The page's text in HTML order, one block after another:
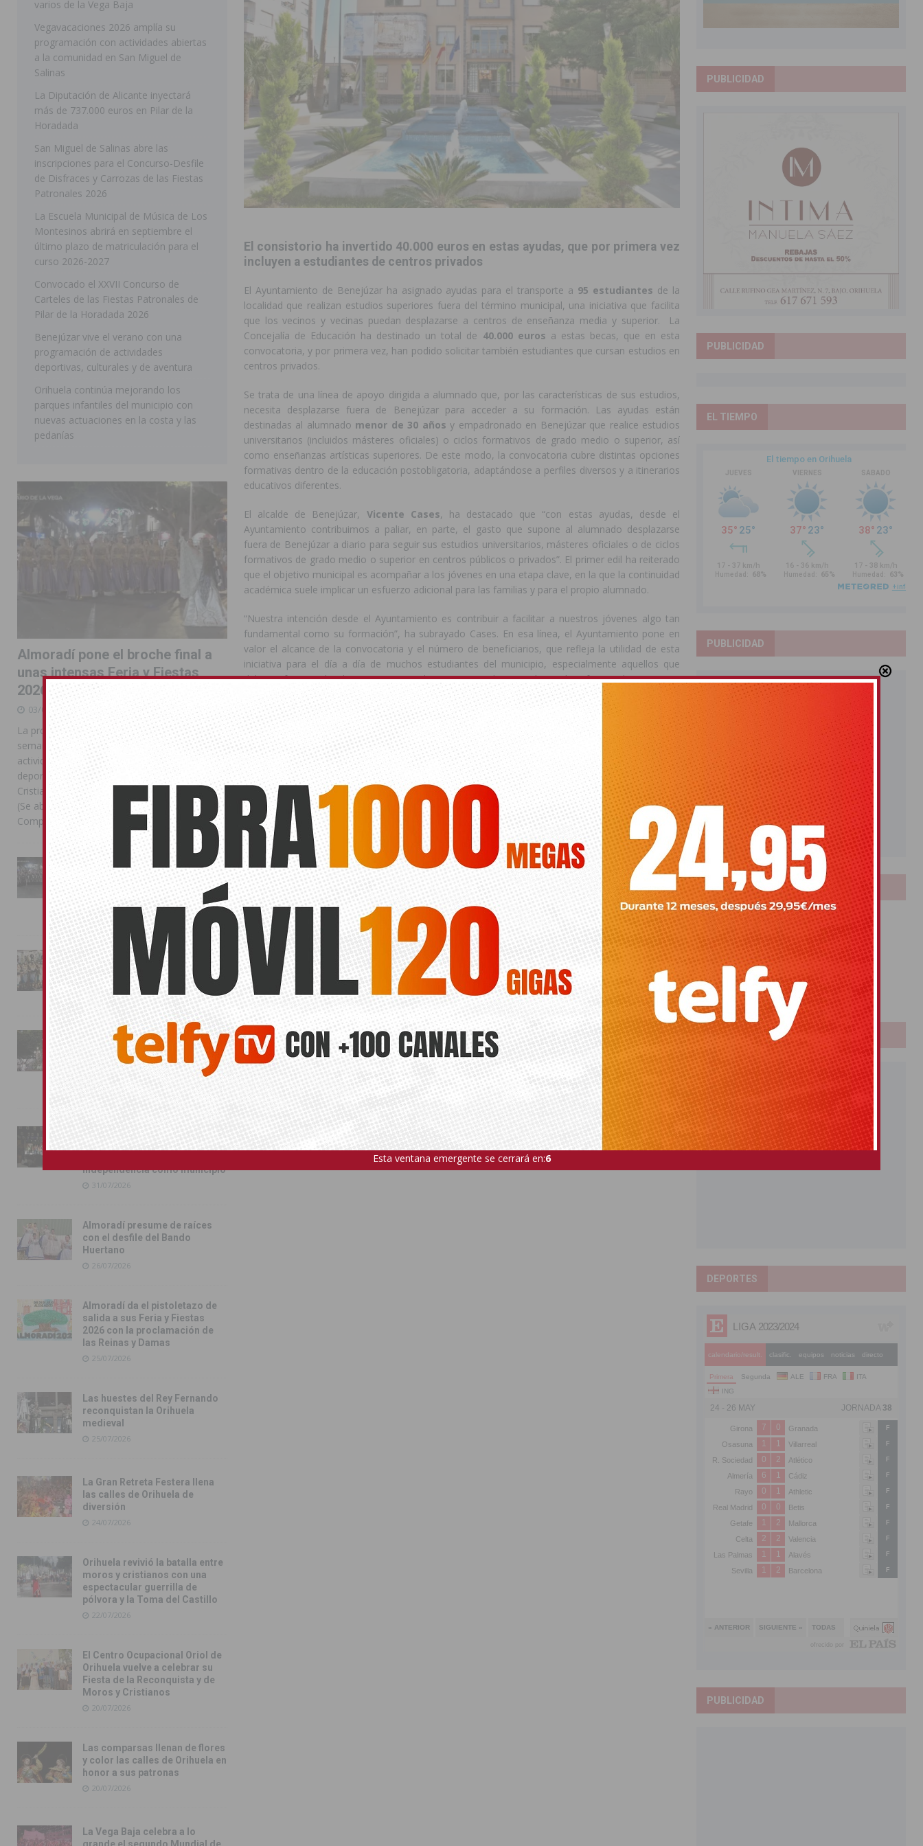
[ 05/08/2026 ]
Orihuela ultima diferentes soluciones para garantizar la seguridad y la continuidad educativa del alumnado del
CEIP Virgen de la Puerta
ORIHUELA
Torrevieja presenta su programación de finales de 2026 tras superar los 78.000 espectadores
TORREVIEJA
[ 05/08/2026 ] Sanidad Orihuela llama a observar el eclipse solar del 12 de agosto con protección homologada y a planificar
los desplazamientos
ORIHUELA
Orihuela acogerá una sesión informativa sobre los recursos disponibles para las mujeres víctimas de violencia
ORIHUELA
[ 06/08/2026 ]
Redován presenta la programación de sus Fiestas Patronales en honor a la Virgen de la Salud y San Miguel
[ 06/08/2026 ] El PSOE denuncia una nueva prórroga de la ORA en Orihuela ‘sin mejoras ni bonificaciones’
[ 06/08/2026 ]
La Diputación destina dos millones de euros a la prevención de incendios en los municipios alicantinos, entre
ellos varios de la Vega Baja
[ 06/08/2026 ] Vegavacaciones 2026 amplía su programación con actividades abiertas a la comunidad en San Miguel de Salinas
El consistorio ha invertido 40.000 euros en estas ayudas, que por primera vez
incluyen a estudiantes de centros privados
El Ayuntamiento de Benejúzar ha asignado ayudas para el transporte a 95 estudiantes de la
localidad que realizan estudios superiores fuera del término municipal, una iniciativa que facilita
que los vecinos y vecinas puedan desplazarse a centros de enseñanza media y superior. La
Concejalía de Educación ha destinado un total de 40.000 euros a estas becas, que en esta
convocatoria, y por primera vez, han podido solicitar también estudiantes que cursan estudios en
centros privados.
Se trata de una línea de apoyo dirigida a alumnado que, por las características de sus estudios,
necesita desplazarse fuera de Benejúzar para acceder a su formación. Las ayudas están
destinadas al alumnado menor de 30 años y empadronado en Benejúzar que realice estudios
universitarios (incluidos másteres oficiales) o ciclos formativos de grado medio o superior, así
como enseñanzas artísticas superiores. De este modo, la convocatoria cubre distintas opciones
formativas dentro de la educación postobligatoria, adaptándose a perfiles diversos y a itinerarios
educativos diferentes.
El alcalde de Benejúzar, Vicente Cases, ha destacado que “con estas ayudas, desde el
Ayuntamiento contribuimos a paliar, en parte, el gasto que supone al alumnado desplazarse
fuera de Benejúzar a diario para seguir sus estudios universitarios, másteres oficiales o de ciclos
formativos de grado medio o superior en centros públicos o privados”. El primer edil ha reiterado
que el objetivo municipal es acompañar a los jóvenes en una etapa clave, en la que la continuidad
académica suele implicar un esfuerzo adicional para las familias y para el propio alumnado.
“Nuestra intención desde el Ayuntamiento es contribuir a facilitar a nuestros jóvenes algo tan
fundamental como su formación”, ha subrayado Cases. En esa línea, el Ayuntamiento pone en
valor el alcance de la convocatoria y el número de beneficiarios, que refleja la utilidad de esta
iniciativa para el día a día de muchos estudiantes del municipio, especialmente aquellos que
deben afrontar desplazamientos regulares para poder acceder a la oferta educativa que
Compártelo:
También puede interesar
No related posts.
CENTROS PRIVADOS BENEJUZAR BECAS TRANSPORTE
ANTERIOR
Mancomunidad la Vega celebra el
Mes de la Familia con formación,
ocio compartido y sensibilización
sobre acogimiento familiar
SIGUIENTE
El PSOE de Orihuela acusa al
gobierno de PP y Vox de “convertir
la improvisación en la política
cultural habitual de Orihuela”
varios de la Vega Baja
Vegavacaciones 2026 amplía su
programación con actividades abiertas
a la comunidad en San Miguel de
Salinas
La Diputación de Alicante inyectará
más de 737.000 euros en Pilar de la
Horadada
San Miguel de Salinas abre las
inscripciones para el Concurso-Desfile
de Disfraces y Carrozas de las Fiestas
Patronales 2026
La Escuela Municipal de Música de Los
Montesinos abrirá en septiembre el
último plazo de matriculación para el
curso 2026-2027
Convocado el XXVII Concurso de
Carteles de las Fiestas Patronales de
Pilar de la Horadada 2026
Benejúzar vive el verano con una
programación de actividades
deportivas, culturales y de aventura
Orihuela continúa mejorando los
parques infantiles del municipio con
nuevas actuaciones en la costa y las
pedanías
Almoradí pone el broche final a
unas intensas Feria y Fiestas
2026
03/08/2026
La programación reunió durante más de una
semana actos institucionales, conciertos,
actividades familiares, competiciones
deportivas y las celebraciones de Moros y
Cristianos Compártelo: Comparte en Facebook
(Se abre en una ventana nueva) Facebook
Compartir en
La Entrada Cristiana llena de
esplendor las calles de
Almoradí en una multitudinaria
jornada festera
02/08/2026
La magia de la Entrada Mora
conquista las calles de
Almoradí
01/08/2026
La fiesta se adueña de
Almoradí con la presentación
de los cargos festeros y la
toma del castillo
31/07/2026
Pilar de la Horadada
conmemora con emoción el
independencia como municipio
31/07/2026
Almoradí presume de raíces
con el desfile del Bando
Huertano
26/07/2026
Almoradí da el pistoletazo de
salida a sus Feria y Fiestas
2026 con la proclamación de
las Reinas y Damas
25/07/2026
Las huestes del Rey Fernando
reconquistan la Orihuela
medieval
25/07/2026
La Gran Retreta Festera llena
las calles de Orihuela de
diversión
24/07/2026
Orihuela revivió la batalla entre
moros y cristianos con una
espectacular guerrilla de
pólvora y la Toma del Castillo
22/07/2026
El Centro Ocupacional Oriol de
Orihuela vuelve a celebrar su
Fiesta de la Reconquista y de
Moros y Cristianos
20/07/2026
Las comparsas llenan de flores
y color las calles de Orihuela en
honor a sus patronas
20/07/2026
La Vega Baja celebra a lo
PUBLICIDAD
PUBLICIDAD
EL TIEMPO
PUBLICIDAD
LOTERIAS
Bonoloto
Primitiva
El Gordo
Euromillones
Loteria
Once
PUBLICIDAD
DEPORTES
PUBLICIDAD
Esta ventana emergente se cerrará en:4